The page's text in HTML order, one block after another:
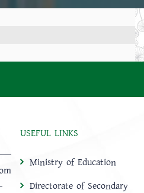
USEFUL LINKS
Ministry of Education
Directorate of Secondary